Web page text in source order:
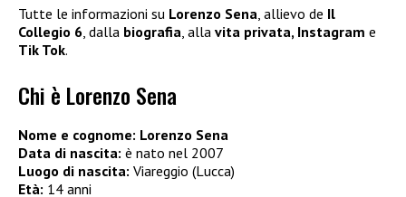
Tutte le informazioni su Lorenzo Sena , allievo de Il
Collegio 6 , dalla biografia , alla vita privata, Instagram e
Tik Tok.
Chi è Lorenzo Sena
Nome e cognome: Lorenzo Sena
Data di nascita: è nato nel 2007
Luogo di nascita: Viareggio (Lucca)
Età: 14 anni